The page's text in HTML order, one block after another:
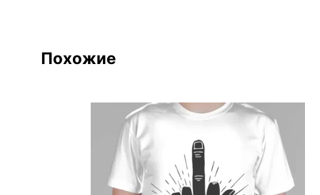
Похожие